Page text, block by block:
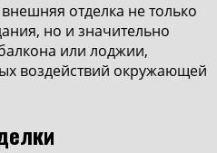
отделка не только
но и значительно
или лоджии,
воздействий окружающей